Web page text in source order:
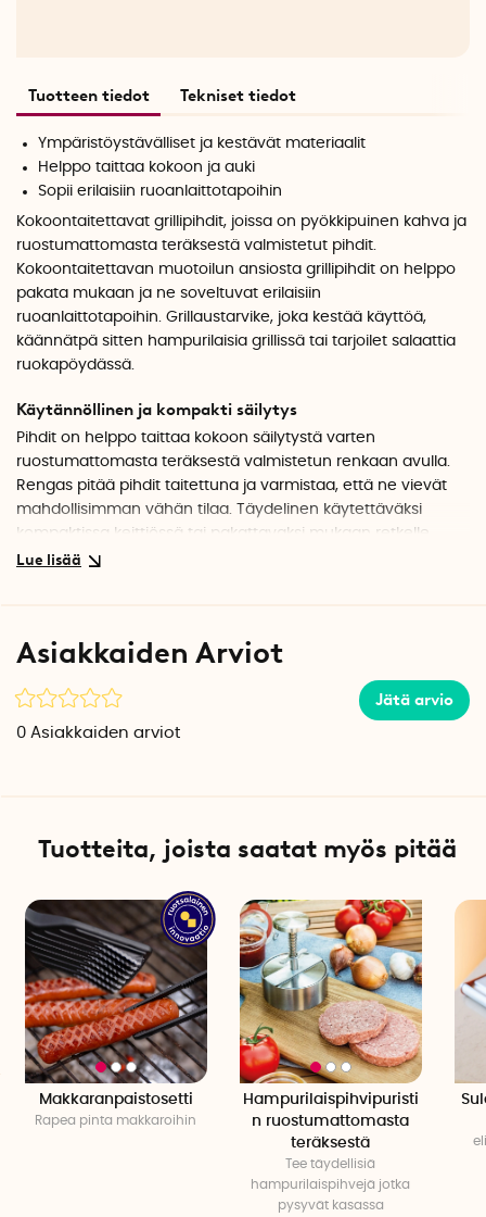
Tuotteen tiedot Tekniset tiedot
Ympäristöystävälliset ja kestävät materiaalit
Helppo taittaa kokoon ja auki
Sopii erilaisiin ruoanlaittotapoihin
Kokoontaitettavat grillipihdit, joissa on pyökkipuinen kahva ja
ruostumattomasta teräksestä valmistetut pihdit.
Kokoontaitettavan muotoilun ansiosta grillipihdit on helppo
pakata mukaan ja ne soveltuvat erilaisiin
ruoanlaittotapoihin. Grillaustarvike, joka kestää käyttöä,
käännätpä sitten hampurilaisia grillissä tai tarjoilet salaattia
ruokapöydässä.
Käytännöllinen ja kompakti säilytys
Pihdit on helppo taittaa kokoon säilytystä varten
ruostumattomasta teräksestä valmistetun renkaan avulla.
Rengas pitää pihdit taitettuna ja varmistaa, että ne vievät
mahdollisimman vähän tilaa. Täydelinen käytettäväksi
kompaktissa keittiössä tai pakattavaksi mukaan retkelle.
valmistetut pihdit takaavat pitkän käyttöiän.
Tekniset tiedot
Korkeus: 2,5 cm
Määrä per pakkaus: 1
Grillipihdit ovat käsinpestävät
Asiakkaiden Arviot
Jätä arvio
0 Asiakkaiden arviot
Tuotteita, joista saatat myös pitää
Makkaranpaistosetti
Rapea pinta makkaroihin
Hampurilaispihvipuristi
n ruostumattomasta
teräksestä
Tee täydellisiä
hampurilaispihvejä jotka
pysyvät kasassa